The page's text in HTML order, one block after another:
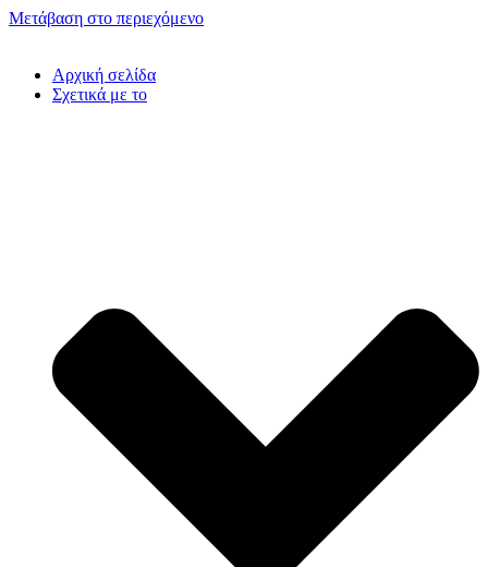
Μετάβαση στο περιεχόμενο
Αρχική σελίδα
Σχετικά με το